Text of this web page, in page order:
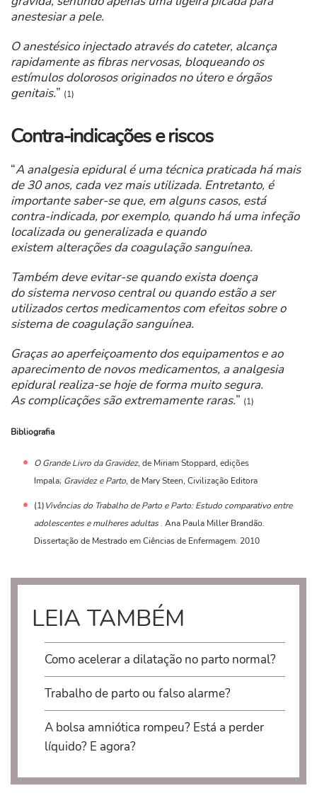
anestesiar a pele.
O anestésico injectado através do cateter, alcança
rapidamente as fibras nervosas, bloqueando os
estímulos dolorosos originados no útero e órgãos
genitais.” (1)
Contra-indicações e riscos
“A analgesia epidural é uma técnica praticada há mais
de 30 anos, cada vez mais utilizada. Entretanto, é
importante saber-se que, em alguns casos, está
contra-indicada, por exemplo, quando há uma infeção
localizada ou generalizada e quando
existem alterações da coagulação sanguínea.
Também deve evitar-se quando exista doença
do sistema nervoso central ou quando estão a ser
utilizados certos medicamentos com efeitos sobre o
sistema de coagulação sanguínea.
Graças ao aperfeiçoamento dos equipamentos e ao
aparecimento de novos medicamentos, a analgesia
epidural realiza-se hoje de forma muito segura.
As complicações são extremamente raras.” (1)
Bibliografia
O Grande Livro da Gravidez, de Miriam Stoppard, edições
Impala; Gravidez e Parto, de Mary Steen, Civilização Editora
(1)Vivências do Trabalho de Parto e Parto: Estudo comparativo entre
adolescentes e mulheres adultas. Ana Paula Miller Brandão.
Dissertação de Mestrado em Ciências de Enfermagem. 2010
LEIA TAMBÉM
Como acelerar a dilatação no parto normal?
Trabalho de parto ou falso alarme?
A bolsa amniótica rompeu? Está a perder
líquido? E agora?